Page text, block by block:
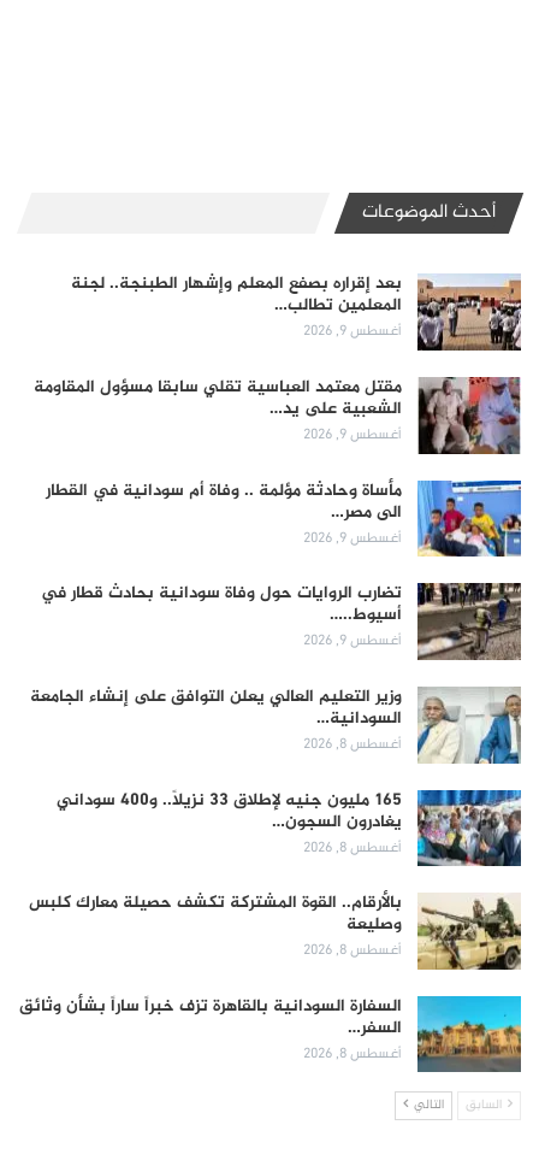
أحدث الموضوعات
بعد إقراره بصفع المعلم وإشهار الطبنجة.. لجنة
المعلمين تطالب…
أغسطس 9, 2026
مقتل معتمد العباسية تقلي سابقا مسؤول المقاومة
الشعبية على يد…
أغسطس 9, 2026
مأساة وحادثة مؤلمة .. وفاة أم سودانية في القطار
الى مصر…
أغسطس 9, 2026
تضارب الروايات حول وفاة سودانية بحادث قطار في
أسيوط..…
أغسطس 9, 2026
وزير التعليم العالي يعلن التوافق على إنشاء الجامعة
السودانية…
أغسطس 8, 2026
165 مليون جنيه لإطلاق 33 نزيلاً.. و400 سوداني
يغادرون السجون…
أغسطس 8, 2026
بالأرقام.. القوة المشتركة تكشف حصيلة معارك كلبس
وصليعة
أغسطس 8, 2026
السفارة السودانية بالقاهرة تزف خبراً ساراً بشأن وثائق
السفر…
أغسطس 8, 2026
السابق التالي